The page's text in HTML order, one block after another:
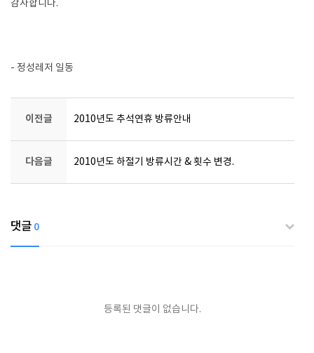
감사합니다.
- 정성레저 일동
이전글 2010년도 추석연휴 방류안내
다음글 2010년도 하절기 방류시간 & 횟수 변경.
댓글 0
등록된 댓글이 없습니다.